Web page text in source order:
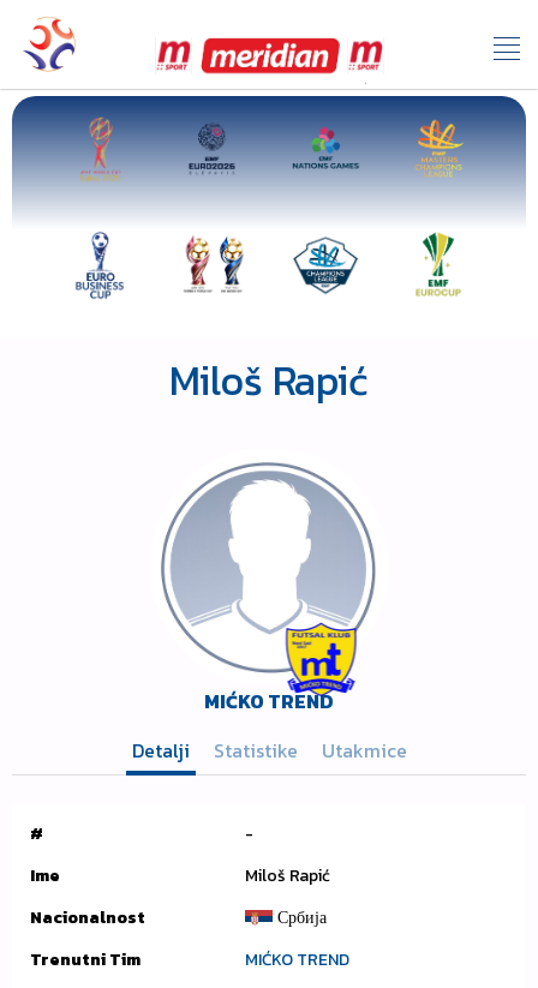
Miloš Rapić
MIĆKO TREND
Detalji
Statistike Utakmice
#
-
Ime
Miloš Rapić
Nacionalnost
Србија
Trenutni Tim
MIĆKO TREND